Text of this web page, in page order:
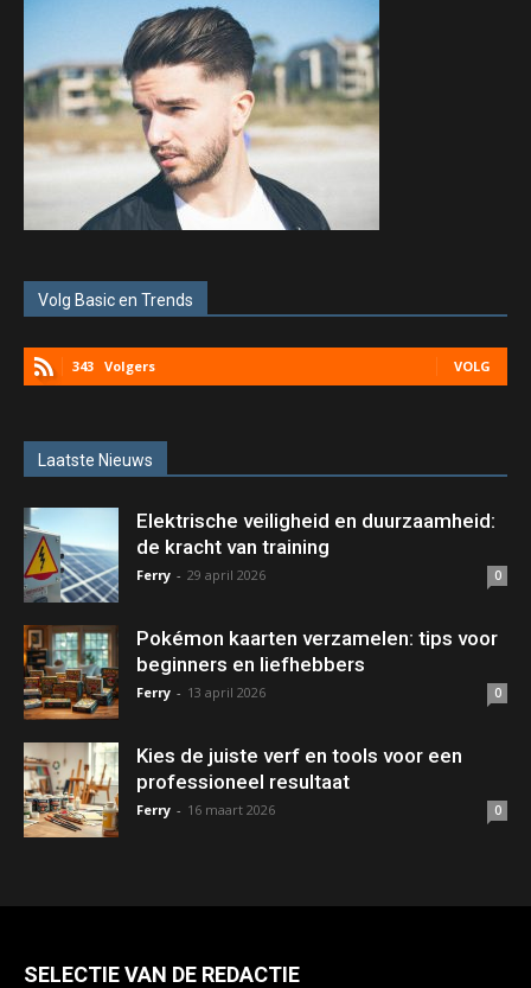
Volg Basic en Trends
343 Volgers VOLG
Laatste Nieuws
Elektrische veiligheid en duurzaamheid:
de kracht van training
Ferry - 29 april 2026 0
Pokémon kaarten verzamelen: tips voor
beginners en liefhebbers
Ferry - 13 april 2026 0
Kies de juiste verf en tools voor een
professioneel resultaat
Ferry - 16 maart 2026 0
SELECTIE VAN DE REDACTIE